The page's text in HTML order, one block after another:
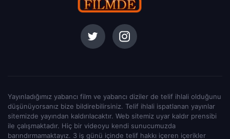
Yayınladığımız yabancı film ve yabancı diziler de telif ihlali olduğunu
düşünüyorsanız bize bildirebilirsiniz. Telif ihlali ispatlanan yayınlar
sitemizde yayından kaldırılacaktır. Web sitemiz uyar kaldır prensibi
ile çalışmaktadır. Hiç bir videoyu kendi sunucumuzda
barındırmamaktayız. 3 iş günü içinde telif hakkı içeren içerikler